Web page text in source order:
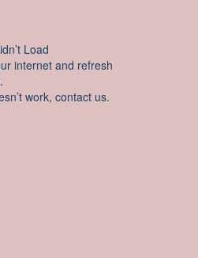
Load
internet and refresh
work, contact us.